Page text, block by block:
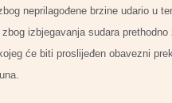
neprilagođene brzine udario u
izbjegavanja sudara
će biti proslijeđen obavezni